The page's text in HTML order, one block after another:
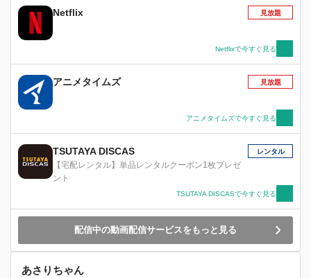
Netflix 見放題
Netflixで今すぐ見る
アニメタイムズ 見放題
アニメタイムズで今すぐ見る
TSUTAYA DISCAS
【宅配レンタル】単品レンタルクーポン1枚プレゼ
ント
レンタル
TSUTAYA DISCASで今すぐ見る
配信中の動画配信サービスをもっと見る
あさりちゃん